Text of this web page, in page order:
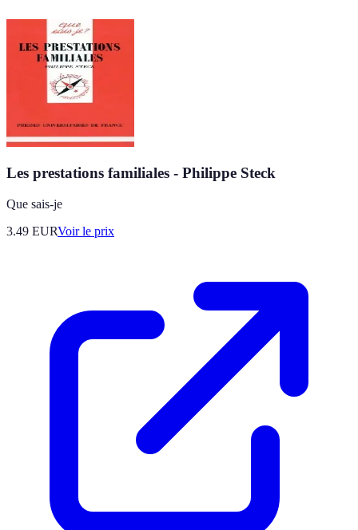
Les prestations familiales - Philippe Steck
Que sais-je
3.49 EURVoir le prix